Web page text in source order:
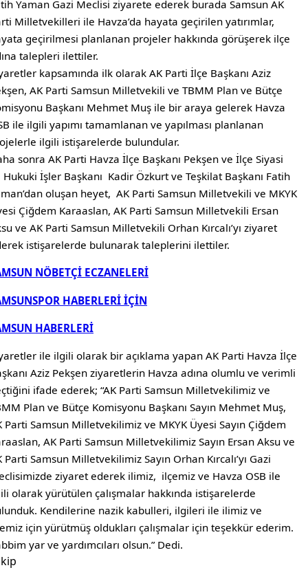
Yaman Gazi Meclisi ziyarete ederek burada Samsun AK
Milletvekilleri ile Havza’da hayata geçirilen yatırımlar,
geçirilmesi planlanan projeler hakkında görüşerek ilçe
talepleri ilettiler.
kapsamında ilk olarak AK Parti İlçe Başkanı Aziz
AK Parti Samsun Milletvekili ve TBMM Plan ve Bütçe
Başkanı Mehmet Muş ile bir araya gelerek Havza
ile ilgili yapımı tamamlanan ve yapılması planlanan
ilgili istişarelerde bulundular.
sonra AK Parti Havza İlçe Başkanı Pekşen ve İlçe Siyasi
Hukuki İşler Başkanı Kadir Özkurt ve Teşkilat Başkanı Fatih
oluşan heyet, AK Parti Samsun Milletvekili ve MKYK
Çiğdem Karaaslan, AK Parti Samsun Milletvekili Ersan
ve AK Parti Samsun Milletvekili Orhan Kırcalı’yı ziyaret
istişarelerde bulunarak taleplerini ilettiler.
NÖBETÇİ ECZANELERİ
HABERLERİ İÇİN
HABERLERİ
ile ilgili olarak bir açıklama yapan AK Parti Havza İlçe
Aziz Pekşen ziyaretlerin Havza adına olumlu ve verimli
ifade ederek; “AK Parti Samsun Milletvekilimiz ve
Plan ve Bütçe Komisyonu Başkanı Sayın Mehmet Muş,
Parti Samsun Milletvekilimiz ve MKYK Üyesi Sayın Çiğdem
AK Parti Samsun Milletvekilimiz Sayın Ersan Aksu ve
Parti Samsun Milletvekilimiz Sayın Orhan Kırcalı’yı Gazi
ziyaret ederek ilimiz, ilçemiz ve Havza OSB ile
olarak yürütülen çalışmalar hakkında istişarelerde
Kendilerine nazik kabulleri, ilgileri ile ilimiz ve
için yürütmüş oldukları çalışmalar için teşekkür ederim.
yar ve yardımcıları olsun.” Dedi.